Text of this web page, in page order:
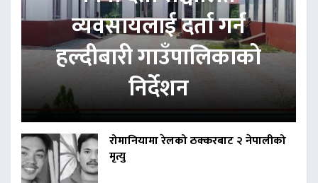
व्यवसायलाई दर्ता गर्न
हल्दीबारी गाउँपालिकाको
निर्देशन
रोमानियामा रेलको ठक्करबाट २ नेपालीको
मृत्यु